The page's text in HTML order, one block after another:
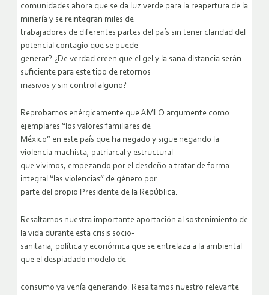
comunidades ahora que se da luz verde para la reapertura de la
minería y se reintegran miles de
trabajadores de diferentes partes del país sin tener claridad del
potencial contagio que se puede
generar? ¿De verdad creen que el gel y la sana distancia serán
suficiente para este tipo de retornos
masivos y sin control alguno?
Reprobamos enérgicamente que AMLO argumente como
ejemplares “los valores familiares de
México” en este país que ha negado y sigue negando la
violencia machista, patriarcal y estructural
que vivimos, empezando por el desdeño a tratar de forma
integral “las violencias” de género por
parte del propio Presidente de la República.
Resaltamos nuestra importante aportación al sostenimiento de
la vida durante esta crisis socio-
sanitaria, política y económica que se entrelaza a la ambiental
que el despiadado modelo de
consumo ya venía generando. Resaltamos nuestro relevante